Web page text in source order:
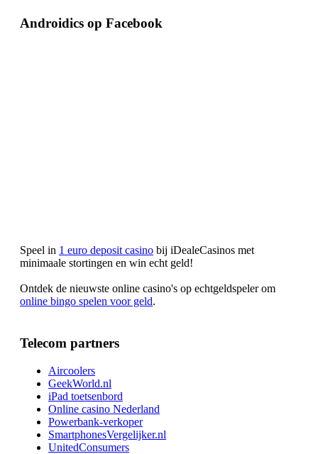
Androidics op Facebook
Speel in 1 euro deposit casino bij iDealeCasinos met
minimaale stortingen en win echt geld!
Ontdek de nieuwste online casino's op echtgeldspeler om
online bingo spelen voor geld.
Telecom partners
Aircoolers
GeekWorld.nl
iPad toetsenbord
Online casino Nederland
Powerbank-verkoper
SmartphonesVergelijker.nl
UnitedConsumers